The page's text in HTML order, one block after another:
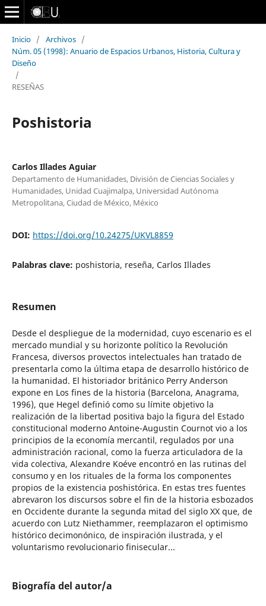
Inicio / Archivos /
Núm. 05 (1998): Anuario de Espacios Urbanos, Historia, Cultura y
Diseño
/
RESEÑAS
Poshistoria
Carlos Illades Aguiar
Departamento de Humanidades, División de Ciencias Sociales y
Humanidades, Unidad Cuajimalpa, Universidad Autónoma
Metropolitana, Ciudad de México, México
DOI: https://doi.org/10.24275/UKVL8859
Palabras clave: poshistoria, reseña, Carlos Illades
Resumen
Desde el despliegue de la modernidad, cuyo escenario es el
mercado mundial y su horizonte político la Revolución
Francesa, diversos provectos intelectuales han tratado de
presentarla como la última etapa de desarrollo histórico de
la humanidad. El historiador británico Perry Anderson
expone en Los fines de la historia (Barcelona, Anagrama,
1996), que Hegel definió como su límite objetivo la
realización de la libertad positiva bajo la figura del Estado
constitucional moderno Antoine-Augustin Cournot vio a los
principios de la economía mercantil, regulados por una
administración racional, como la fuerza articuladora de la
vida colectiva, Alexandre Koéve encontró en las rutinas del
consumo y en los rituales de la forma los componentes
propios de la existencia poshistórica. En estas tres fuentes
abrevaron los discursos sobre el fin de la historia esbozados
en Occidente durante la segunda mitad del siglo XX que, de
acuerdo con Lutz Niethammer, reemplazaron el optimismo
histórico decimonónico, de inspiración ilustrada, y el
voluntarismo revolucionario finisecular...
Biografía del autor/a